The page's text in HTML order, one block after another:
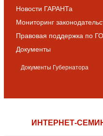
Новости ГАРАНТа
Мониторинг
Правовая поддержка по
Документы
Документы Губернатора
ИНТЕРНЕТ-